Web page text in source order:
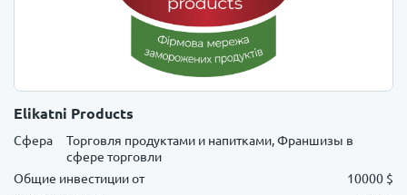
Elikatni Products
Сфера
Торговля продуктами и напитками, Франшизы в
сфере торговли
Общие инвестиции от
10000 $